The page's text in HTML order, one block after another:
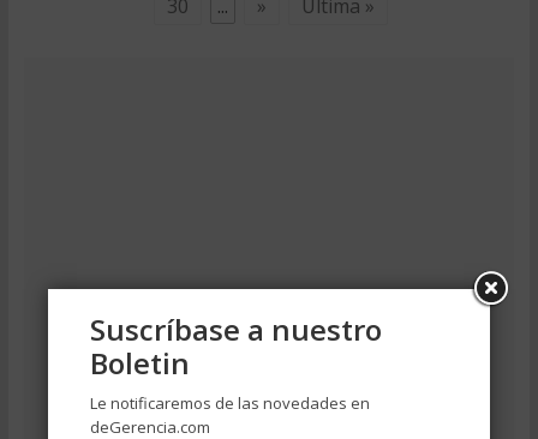
30 ... » Última »
Suscríbase a nuestro
Boletin
Le notificaremos de las novedades en
deGerencia.com